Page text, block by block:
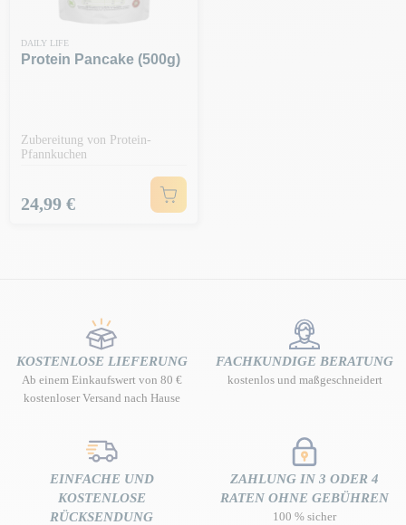
DAILY LIFE
Protein Pancake (500g)
Zubereitung von Protein-
Pfannkuchen
Preis
24,99 €
KOSTENLOSE LIEFERUNG
Ab einem Einkaufswert von 80 €
kostenloser Versand nach Hause
FACHKUNDIGE BERATUNG
kostenlos und maßgeschneidert
EINFACHE UND
KOSTENLOSE
RÜCKSENDUNG
ZAHLUNG IN 3 ODER 4
RATEN OHNE GEBÜHREN
100 % sicher